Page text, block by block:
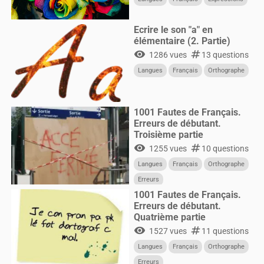
Ecrire le son "a" en
élémentaire (2. Partie)
visibility 1286 vues numbers13 questions
Langues Français Orthographe
1001 Fautes de Français.
Erreurs de débutant.
Troisième partie
visibility 1255 vues numbers10 questions
Langues Français
Orthographe
Erreurs
1001 Fautes de Français.
Erreurs de débutant.
Quatrième partie
visibility 1527 vues numbers11 questions
Langues Français
Orthographe
Erreurs